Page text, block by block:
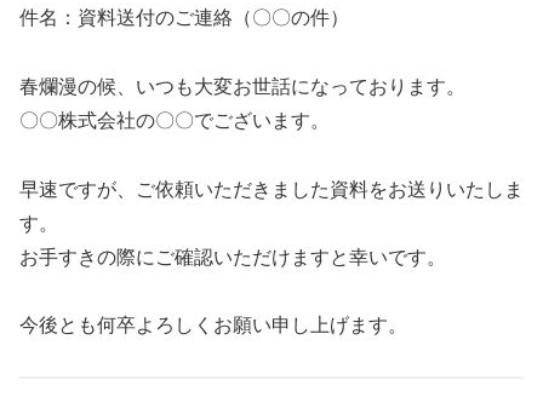
件名：資料送付のご連絡（〇〇の件）
春爛漫の候、いつも大変お世話になっております。
〇〇株式会社の〇〇でございます。
早速ですが、ご依頼いただきました資料をお送りいたしま
す。
お手すきの際にご確認いただけますと幸いです。
今後とも何卒よろしくお願い申し上げます。